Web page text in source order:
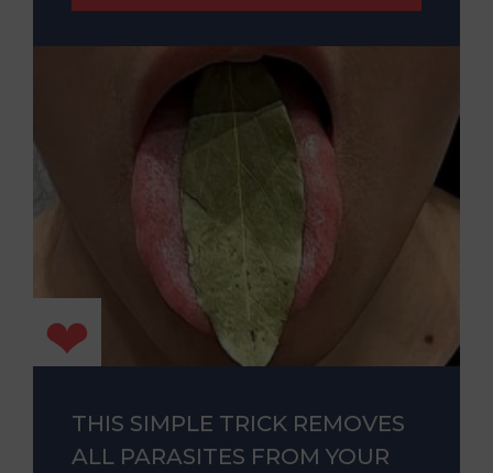
THIS SIMPLE TRICK REMOVES
ALL PARASITES FROM YOUR